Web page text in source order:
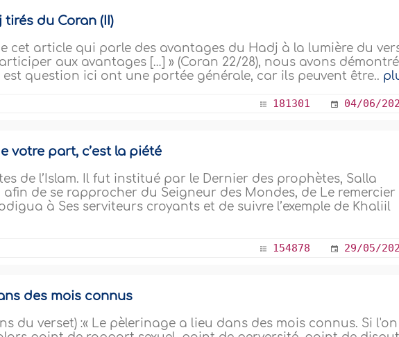
du Coran (II)
cet article qui parle des avantages du Hadj à la lumière du
aux avantages […] » (Coran 22/28), nous avons démontré
question ici ont une portée générale, car ils peuvent être..
181301 04/06/
votre part, c’est la piété
de l’Islam. Il fut institué par le Dernier des prophètes, Salla
afin de se rapprocher du Seigneur des Mondes, de Le remercier
à Ses serviteurs croyants et de suivre l’exemple de Khaliil
154878 29/05/
des mois connus
du verset) :« Le pèlerinage a lieu dans des mois connus. Si l'on